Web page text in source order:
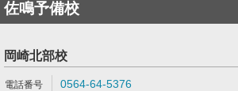
佐鳴予備校
岡崎北部校
0564-64-5376